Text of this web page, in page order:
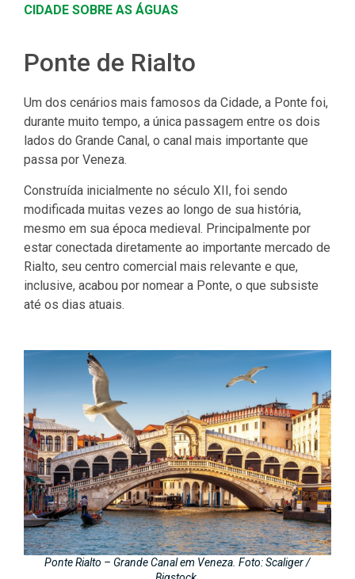
CIDADE SOBRE AS ÁGUAS
Ponte de Rialto
Um dos cenários mais famosos da Cidade, a Ponte foi,
durante muito tempo, a única passagem entre os dois
lados do Grande Canal, o canal mais importante que
passa por Veneza.
Construída inicialmente no século XII, foi sendo
modificada muitas vezes ao longo de sua história,
mesmo em sua época medieval. Principalmente por
estar conectada diretamente ao importante mercado de
Rialto, seu centro comercial mais relevante e que,
inclusive, acabou por nomear a Ponte, o que subsiste
até os dias atuais.
Ponte Rialto – Grande Canal em Veneza. Foto: Scaliger /